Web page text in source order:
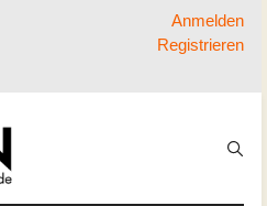
Anmelden
Registrieren